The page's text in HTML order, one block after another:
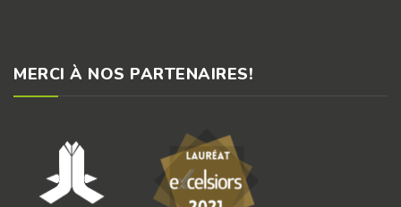
MERCI À NOS PARTENAIRES!